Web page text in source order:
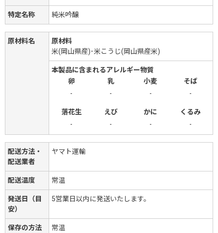
特定名称 純米吟醸
原材料名
原材料
米(岡山県産)･米こうじ(岡山県産米)
本製品に含まれるアレルギー物質
卵
乳 小麦
そば
-
- - -
落花生 えび かに
くるみ
-
- - -
配送方法・
配送業者
ヤマト運輸
配送温度 常温
発送日（目
安）
5営業日以内に発送いたします。
保存の方法 常温